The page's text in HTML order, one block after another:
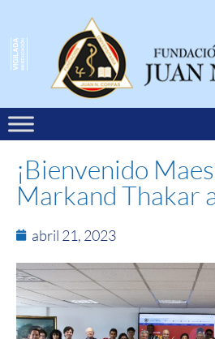
¡Bienvenido
Markand Thakar
abril 21, 2023